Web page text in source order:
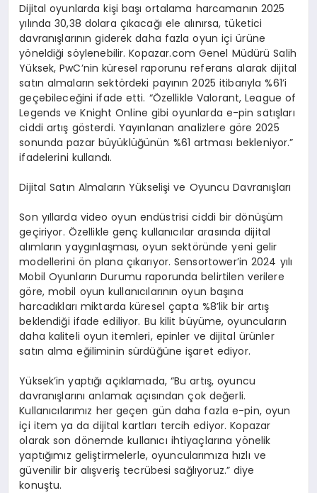
Dijital oyunlarda kişi başı ortalama harcamanın 2025
yılında 30,38 dolara çıkacağı ele alınırsa, tüketici
davranışlarının giderek daha fazla oyun içi ürüne
yöneldiği söylenebilir. Kopazar.com Genel Müdürü Salih
Yüksek, PwC’nin küresel raporunu referans alarak dijital
satın almaların sektördeki payının 2025 itibarıyla %61’i
geçebileceğini ifade etti. “Özellikle Valorant, League of
Legends ve Knight Online gibi oyunlarda e-pin satışları
ciddi artış gösterdi. Yayınlanan analizlere göre 2025
sonunda pazar büyüklüğünün %61 artması bekleniyor.”
ifadelerini kullandı.
Dijital Satın Almaların Yükselişi ve Oyuncu Davranışları
Son yıllarda video oyun endüstrisi ciddi bir dönüşüm
geçiriyor. Özellikle genç kullanıcılar arasında dijital
alımların yaygınlaşması, oyun sektöründe yeni gelir
modellerini ön plana çıkarıyor. Sensortower’in 2024 yılı
Mobil Oyunların Durumu raporunda belirtilen verilere
göre, mobil oyun kullanıcılarının oyun başına
harcadıkları miktarda küresel çapta %8’lik bir artış
beklendiği ifade ediliyor. Bu kilit büyüme, oyuncuların
daha kaliteli oyun itemleri, epinler ve dijital ürünler
satın alma eğiliminin sürdüğüne işaret ediyor.
Yüksek’in yaptığı açıklamada, “Bu artış, oyuncu
davranışlarını anlamak açısından çok değerli.
Kullanıcılarımız her geçen gün daha fazla e-pin, oyun
içi item ya da dijital kartları tercih ediyor. Kopazar
olarak son dönemde kullanıcı ihtiyaçlarına yönelik
yaptığımız geliştirmelerle, oyuncularımıza hızlı ve
güvenilir bir alışveriş tecrübesi sağlıyoruz.” diye
konuştu.